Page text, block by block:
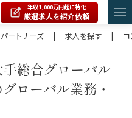
年収1,000万円超に特化
厳選求人を紹介依頼
ートナーズ
| 求人を探す |
総合グローバル
ローバル業務・